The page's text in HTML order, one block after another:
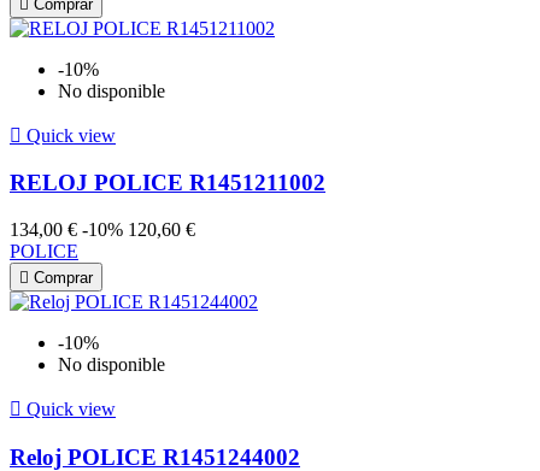
Comprar
-10%
No disponible
 Quick view
RELOJ POLICE R1451211002
134,00 € -10% 120,60 €
POLICE
 Comprar
-10%
No disponible
 Quick view
Reloj POLICE R1451244002